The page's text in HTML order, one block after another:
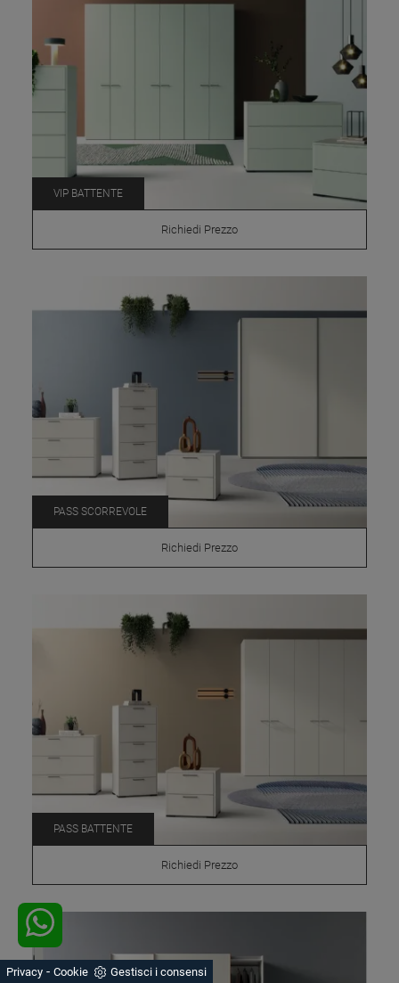
VIP BATTENTE
Richiedi Prezzo
PASS SCORREVOLE
Richiedi Prezzo
PASS BATTENTE
Richiedi Prezzo
Privacy - Cookie Gestisci i consensi